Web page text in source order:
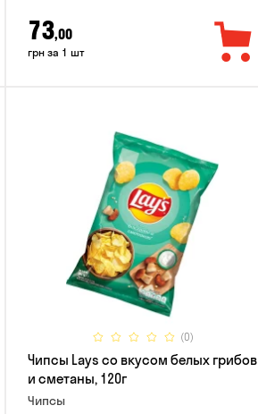
73,00
грн за 1 шт
(0)
Чипсы Lays со вкусом белых грибов
и сметаны, 120г
Чипсы